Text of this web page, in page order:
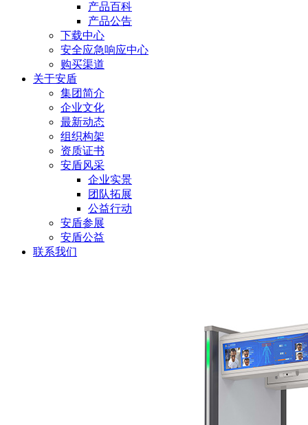
产品百科
产品公告
下载中心
安全应急响应中心
购买渠道
关于安盾
集团简介
企业文化
最新动态
组织构架
资质证书
安盾风采
企业实景
团队拓展
公益行动
安盾参展
安盾公益
联系我们